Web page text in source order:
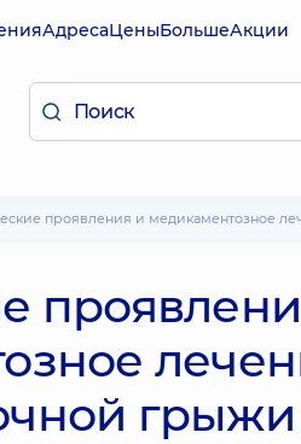
АдресаЦеныБольшеАкции
проявления и медикаментозное
грыжи